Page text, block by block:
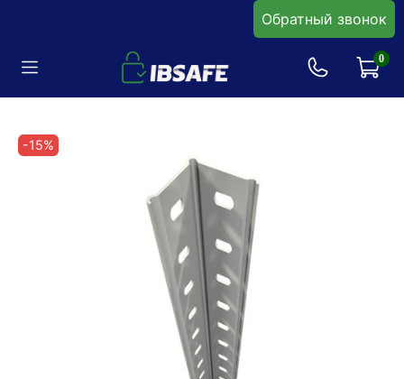
Обратный звонок
0
-15%